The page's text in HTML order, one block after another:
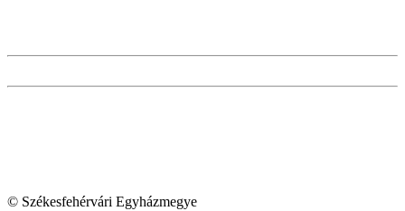
© Székesfehérvári Egyházmegye